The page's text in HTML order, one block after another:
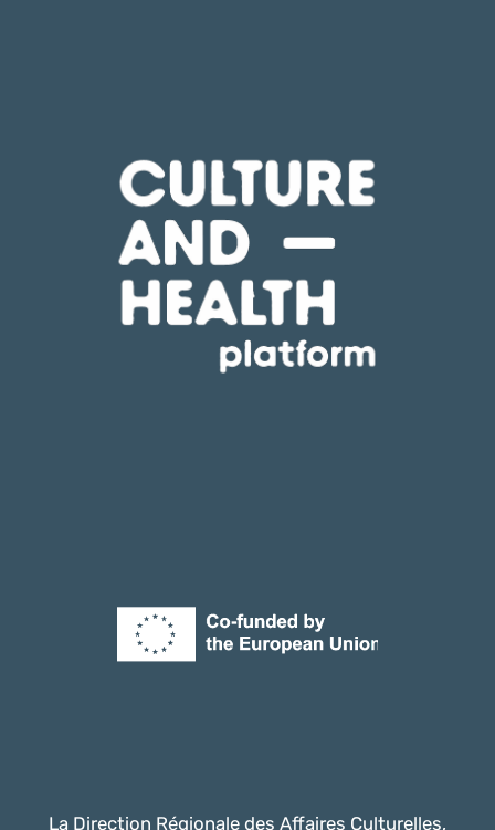
La Direction Régionale des Affaires Culturelles,